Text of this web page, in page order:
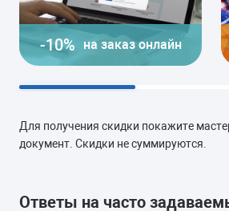
-10% на заказ онлайн
Для получения скидки покажите
документ. Скидки не суммируются.
Ответы на часто